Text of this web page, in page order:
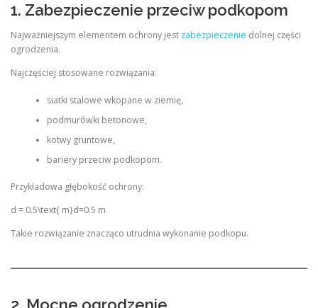
1. Zabezpieczenie przeciw podkopom
Najważniejszym elementem ochrony jest zabezpieczenie dolnej części
ogrodzenia.
Najczęściej stosowane rozwiązania:
siatki stalowe wkopane w ziemię,
podmurówki betonowe,
kotwy gruntowe,
bariery przeciw podkopom.
Przykładowa głębokość ochrony:
d = 0.5\text{ m}d=0.5 m
Takie rozwiązanie znacząco utrudnia wykonanie podkopu.
2. Mocne ogrodzenie